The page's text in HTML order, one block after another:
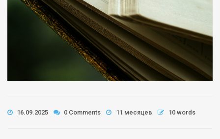
16.09.2025 0 Comments 11 месяцев 10 words